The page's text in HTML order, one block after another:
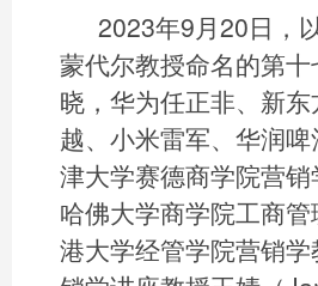
2023年9月20日，
蒙代尔教授命名的第十
晓，华为任正非、新
越、小米雷军、华润
津大学赛德商学院营
哈佛大学商学院工商
港大学经管学院营销